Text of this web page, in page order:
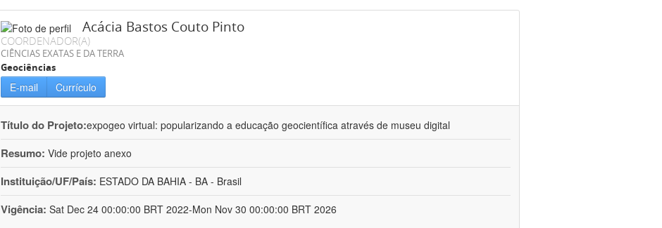
Acácia Bastos Couto Pinto
COORDENADOR(A)
CIÊNCIAS EXATAS E DA TERRA
Geociências
E-mail Currículo
Título do Projeto:expogeo virtual: popularizando a educação geocientífica através de museu digital
Resumo: Vide projeto anexo
Instituição/UF/País: ESTADO DA BAHIA - BA - Brasil
Vigência: Sat Dec 24 00:00:00 BRT 2022-Mon Nov 30 00:00:00 BRT 2026